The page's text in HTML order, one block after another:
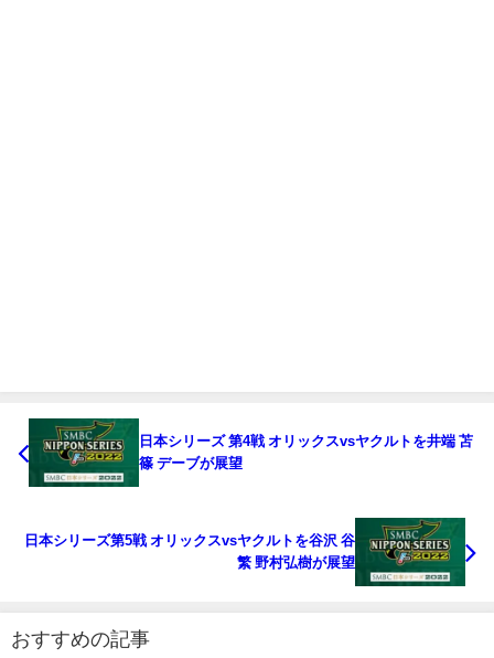
日本シリーズ 第4戦 オリックスvsヤクルトを井端 苫
篠 デーブが展望
日本シリーズ第5戦 オリックスvsヤクルトを谷沢 谷
繁 野村弘樹が展望
おすすめの記事